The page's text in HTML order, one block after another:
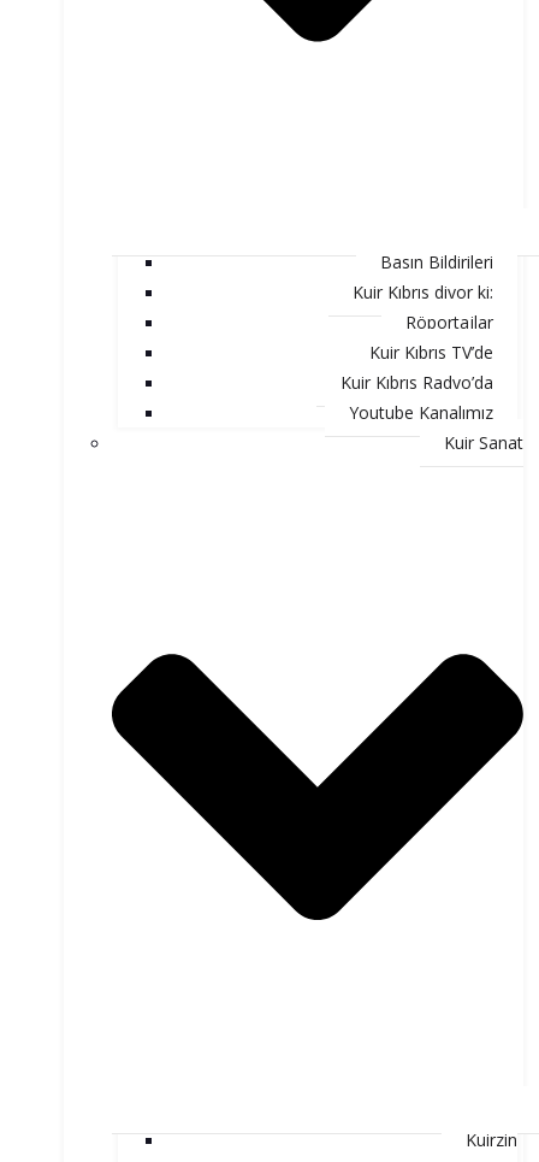
Basın Bildirileri
Kuir Kıbrıs diyor ki;
Röportajlar
Kuir Kıbrıs TV’de
Kuir Kıbrıs Radyo’da
Youtube Kanalımız
Kuir Sanat
Kuirzin